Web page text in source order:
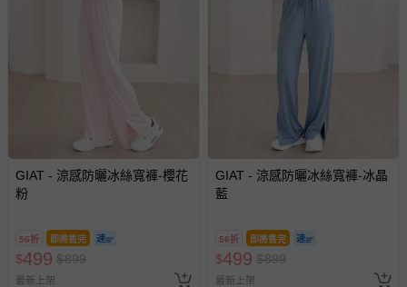
並點選『我要退貨』即可進行申請。若有相關退貨問題，請
我們將依序為您處理
針對滿件折/滿額贈…等活動，如因部份退貨，而該訂單保
留商品未達活動門檻，將以原價計算，活動贈品亦需一併退
部分商品依據消費者保護法的規定，不適用七天鑑賞期/猶
商品、食品等）。
客製化商品（例如客製生日書、姓名貼等）。
GIAT - 涼感防曬冰絲寬褲-櫻花
粉
56折 即將售完
$499 $899
最新上架
GIAT - 涼感防曬冰絲寬褲-冰晶
藍
56折 即將售完
$499 $899
最新上架